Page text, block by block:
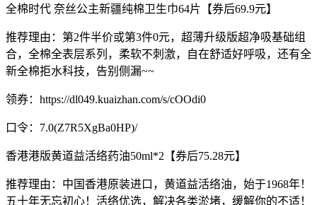
全棉时代 奈丝公主新疆纯棉卫生巾64片【券后69.9元】
推荐理由：第2件半价或第3件0元，超薄升级版超净吸基础组
合，全棉全表层系列，柔软不刺激，自在舒适好呼吸，还有全
新全棉拒水科技，告别侧漏~~
领券：https://dl049.kuaizhan.com/s/cOOdi0
口令：7.0(Z7R5XgBa0HP)/
香港港版黄道益活络药油50ml*2【券后75.28元】
推荐理由：中国香港原装进口，黄道益活络油，始于1968年！
五十年无忘初心！活络优选，解决各类淤堵，缓解你的不适！